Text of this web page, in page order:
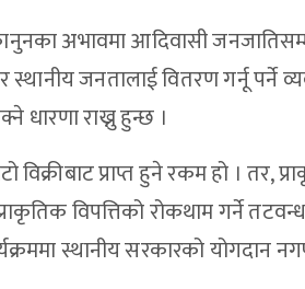
अभावमा आदिवासी
जनतालाई वितरण गर्नू पर्ने
धारणा राख्नु हुन्छ ।
विक्रीबाट प्राप्त हुने रकम हो । तर,
विपत्तिको रोकथाम गर्ने
स्थानीय सरकारको योगदान